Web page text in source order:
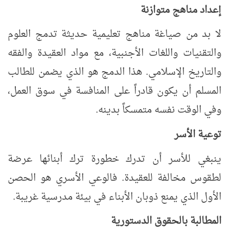
إعداد مناهج متوازنة
لا بد من صياغة مناهج تعليمية حديثة تدمج العلوم
والتقنيات واللغات الأجنبية، مع مواد العقيدة والفقه
والتاريخ الإسلامي. هذا الدمج هو الذي يضمن للطالب
المسلم أن يكون قادراً على المنافسة في سوق العمل،
وفي الوقت نفسه متمسكاً بدينه.
توعية الأسر
ينبغي للأسر أن تدرك خطورة ترك أبنائها عرضة
لطقوس مخالفة للعقيدة. فالوعي الأسري هو الحصن
الأول الذي يمنع ذوبان الأبناء في بيئة مدرسية غريبة.
المطالبة بالحقوق الدستورية